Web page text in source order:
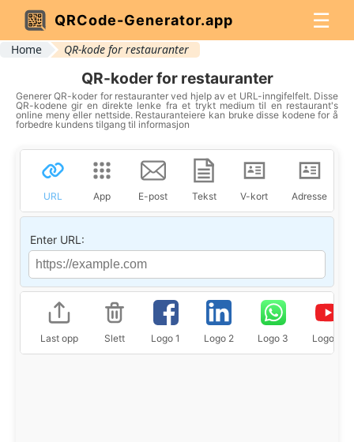
QRCode-Generator.app ☰
Home QR-kode for restauranter
QR-koder for restauranter
Generer QR-koder for restauranter ved hjelp av et URL-inngifelfelt. Disse
QR-kodene gir en direkte lenke fra et trykt medium til en restaurant's
online meny eller nettside. Restauranteiere kan bruke disse kodene for å
forbedre kundens tilgang til informasjon
URL App E-post Tekst V-kort Adresse
Enter URL:
Last opp Slett Logo 1 Logo 2 Logo 3 Logo 4